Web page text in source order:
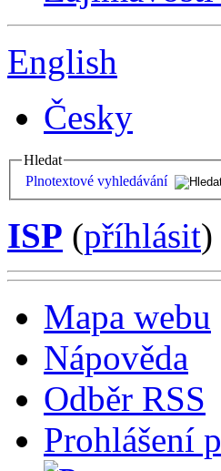
English
Česky
Hledat
Plnotextové vyhledávání
ISP (příhlásit)
Mapa webu
Nápověda
Odběr RSS
Prohlášení